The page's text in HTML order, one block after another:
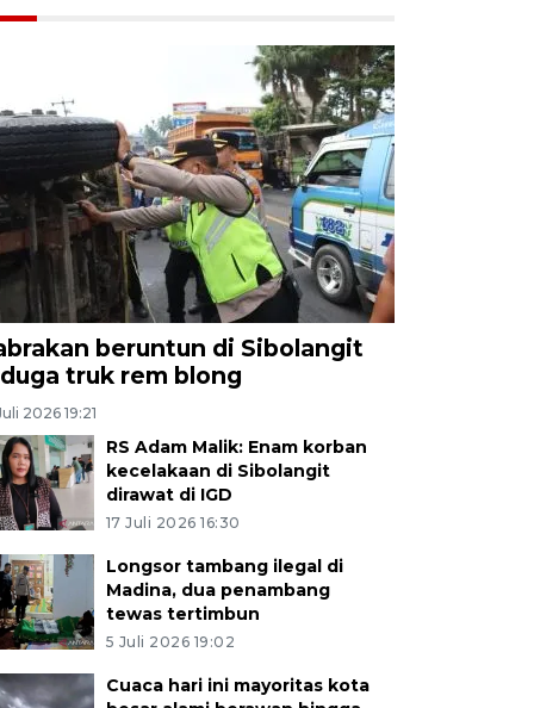
beruntun di Sibolangit
truk rem blong
2026 19:21
RS Adam Malik: Enam korban
kecelakaan di Sibolangit
dirawat di IGD
17 Juli 2026 16:30
Longsor tambang ilegal di
Madina, dua penambang
tewas tertimbun
5 Juli 2026 19:02
Cuaca hari ini mayoritas kota